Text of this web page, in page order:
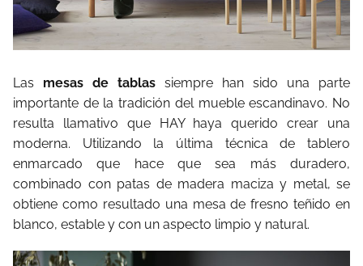
Las mesas de tablas siempre han sido una parte
importante de la tradición del mueble escandinavo. No
resulta llamativo que HAY haya querido crear una
moderna. Utilizando la última técnica de tablero
enmarcado que hace que sea más duradero,
combinado con patas de madera maciza y metal, se
obtiene como resultado una mesa de fresno teñido en
blanco, estable y con un aspecto limpio y natural.